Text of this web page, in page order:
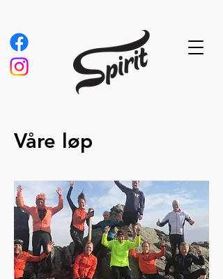
Våre løp